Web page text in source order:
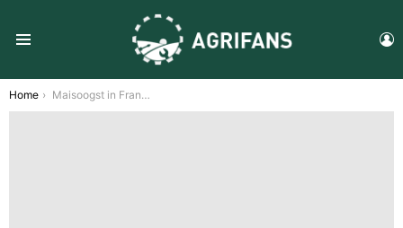
You are here:
Home Maisoogst in Frankrijk 2020 was vol problemen